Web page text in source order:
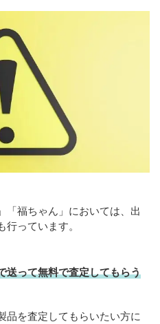
「福ちゃん」においては、出
っています。
送って無料で査定してもらう
品を査定してもらいたい方に